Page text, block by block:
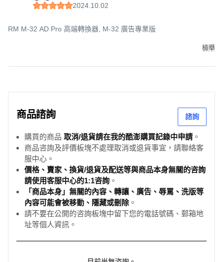
2024.10.02
RM M-32 AD Pro 高端轉換器, M-32 廣告專業版
檢舉
商品諮詢 諮詢
購買的商品 取消/退貨請在我的酷澎購買記錄中申請 。
商品咨詢及評價板塊不處理取消或退貨事宜，請聯絡客
服中心。
價格、賣家、換貨/退貨及配送等與商品本身無關的咨詢
請使用客服中心的1:1咨詢 。
「商品本身」無關的內容、轉讓、廣告、辱罵、洗版等
內容可能會被移動、隱藏或刪除。
請不要在公開的咨詢板塊中留下您的電話號碼、郵箱地
址等個人資訊。